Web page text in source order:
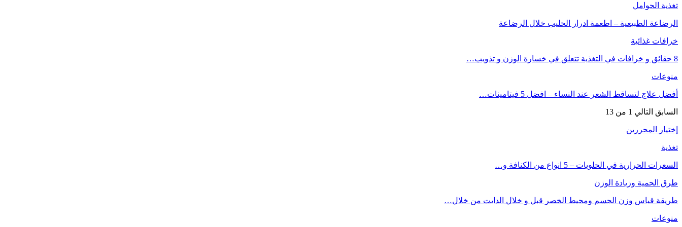
تغذية الحوامل
الرضاعة الطبيعية – اطعمة ادرار الحليب خلال الرضاعة
خرافات غذائية
8 حقائق و خرافات في التغذية تتعلق في خسارة الوزن و تذويب…
منوعات
أفضل علاج لتساقط الشعر عند النساء – افضل 5 فيتامينات…
السابق التالي 1 من 13
إختيار المحررين
تغذية
السعرات الحرارية في الحلويات – 5 انواع من الكنافة و…
طرق الحمية وزيادة الوزن
طريقة قياس وزن الجسم ومحيط الخصر قبل و خلال الدايت من خلال…
منوعات